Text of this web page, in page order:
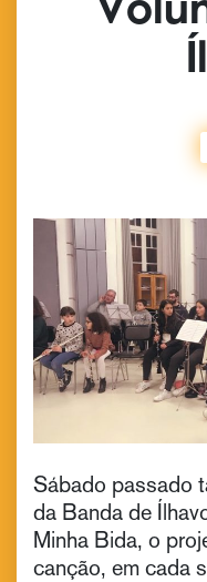
Sábado passado
da Banda de
Minha Bida, o
canção, em cada